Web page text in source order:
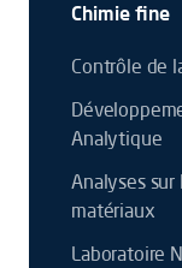
Chimie fine
Contrôle de
Analytique
Analyses
matériaux
Laboratoire